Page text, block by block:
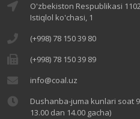
O'zbekiston Respublikasi
Istiqlol ko'chasi, 1
(+998) 78 150 39 80
(+998) 78 150 39 89
info@coal.uz
Dushanba-juma kunlari soat
13.00 dan 14.00 gacha)